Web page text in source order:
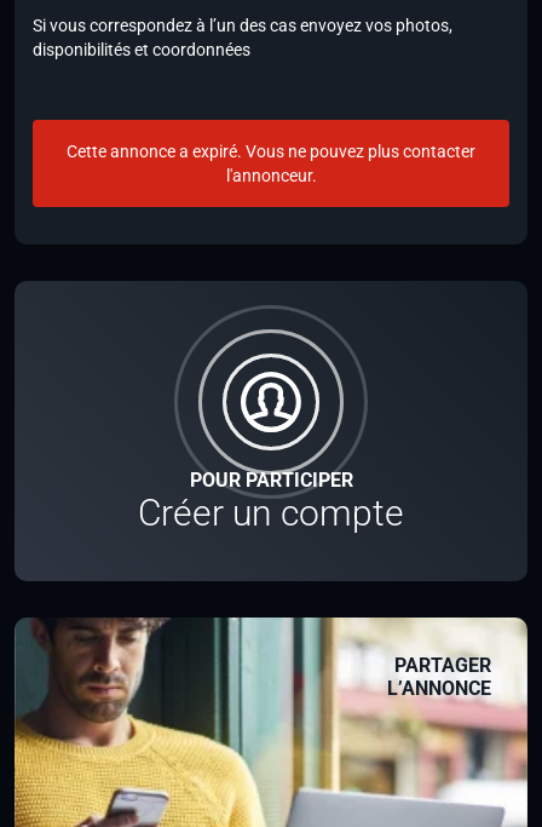
POUR PARTICIPER
Créer un compte
PARTAGER
L’ANNONCE
Si vous correspondez à l’un des cas envoyez vos photos,
disponibilités et coordonnées
Cette annonce a expiré. Vous ne pouvez plus contacter
l'annonceur.